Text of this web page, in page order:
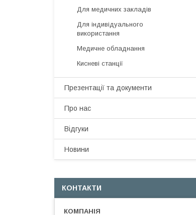
Для медичних закладів
Для індивідуального
використання
Медичне обладнання
Кисневі станції
Презентації та документи
Про нас
Відгуки
Новини
КОНТАКТИ